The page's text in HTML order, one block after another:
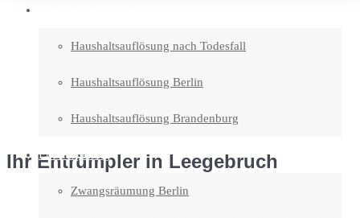
Haushaltsauflösung nach Todesfall
Haushaltsauflösung Berlin
Haushaltsauflösung Brandenburg
Entrümpelung
Zwangsräumung Berlin
Ihr Entrümpler in Leegebruch